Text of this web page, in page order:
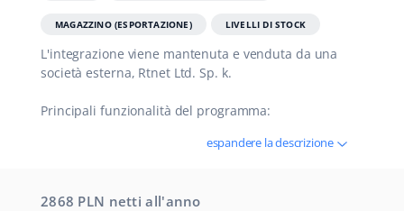
português (BR)
română
中文
MAGAZZINO (ESPORTAZIONE) LIVELLI DI STOCK
L'integrazione viene mantenuta e venduta da una
società esterna, Rtnet Ltd. Sp. k.
Principali funzionalità del programma:
espandere la descrizione
2868 PLN netti all'anno